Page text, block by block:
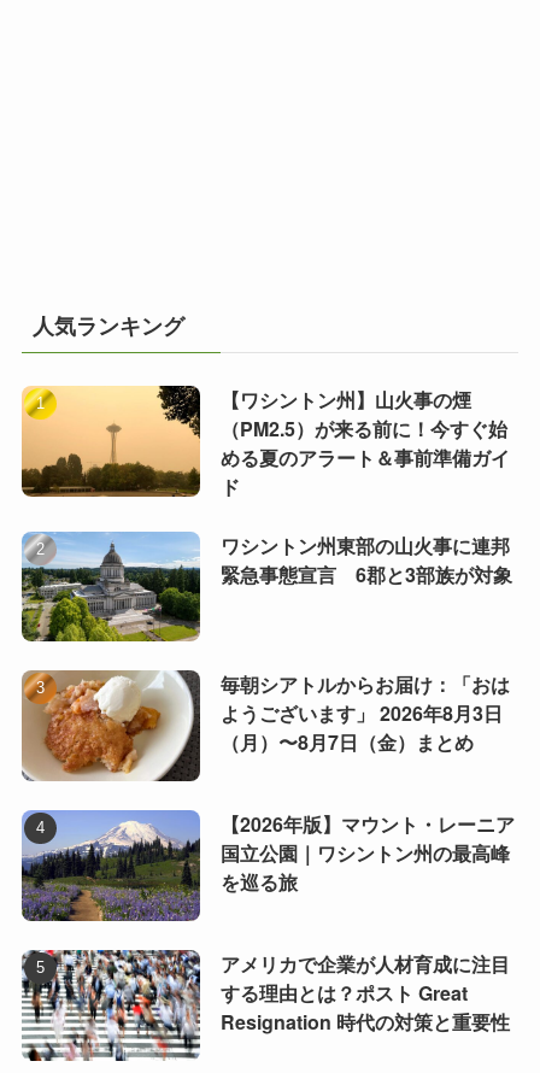
人気ランキング
【ワシントン州】山火事の煙
（PM2.5）が来る前に！今すぐ始
める夏のアラート＆事前準備ガイ
ド
ワシントン州東部の山火事に連邦
緊急事態宣言 6郡と3部族が対象
毎朝シアトルからお届け：「おは
ようございます」 2026年8月3日
（月）〜8月7日（金）まとめ
【2026年版】マウント・レーニア
国立公園｜ワシントン州の最高峰
を巡る旅
アメリカで企業が人材育成に注目
する理由とは？ポスト Great
Resignation 時代の対策と重要性